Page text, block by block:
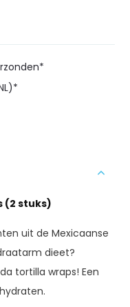
(2 stuks)
uit de Mexicaanse
dieet?
tortilla wraps! Een